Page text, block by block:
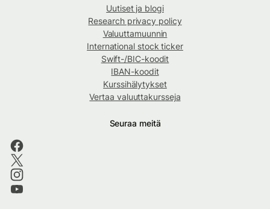
Uutiset ja blogi
Research privacy policy
Valuuttamuunnin
International stock ticker
Swift-/BIC-koodit
IBAN-koodit
Kurssihälytykset
Vertaa valuuttakursseja
Seuraa meitä